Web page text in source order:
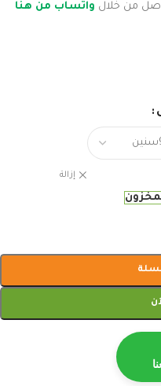
من خلال واتساب من هنا
إزالة